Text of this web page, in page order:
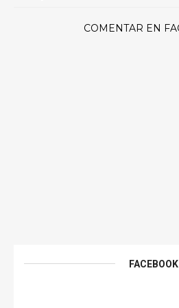
COMENTAR EN
FACEBOOK